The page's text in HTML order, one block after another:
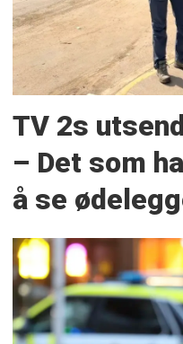
TV 2s
– Det som
å se